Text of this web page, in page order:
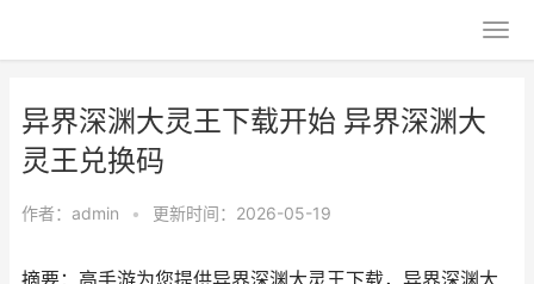
异界深渊大灵王下载开始 异界深渊大
灵王兑换码
作者： admin • 更新时间：2026-05-19